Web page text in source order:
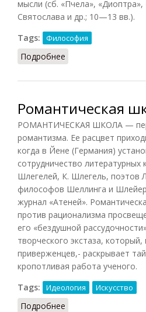
мысли (сб. «Пчела»,
Святослава и др.; 10—13 вв.).
Tags:
Философия
Подробнее
Романтическая
РОМАНТИЧЕСКАЯ ШКОЛА —
романтизма. Ее расцвет
когда в Йене (Германия)
сотрудничество литературных
Шлегелей, К. Шлегель, поэтов
философов Шеллинга и
журнал «Атеней».
против рационализма
его «бездушной
творческого экстаза,
приверженцев,- раскрывает
кропотливая работа ученого.
Tags:
Идеология Искусство
Подробнее